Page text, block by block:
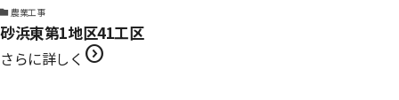
農業工事
砂浜東第1地区41工区
さらに詳しく expand_circle_right